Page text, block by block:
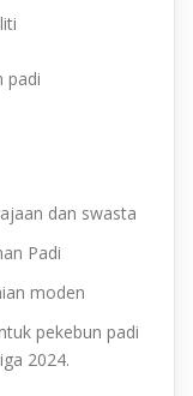
padi
dan swasta
Padi
moden
pekebun padi
2024.